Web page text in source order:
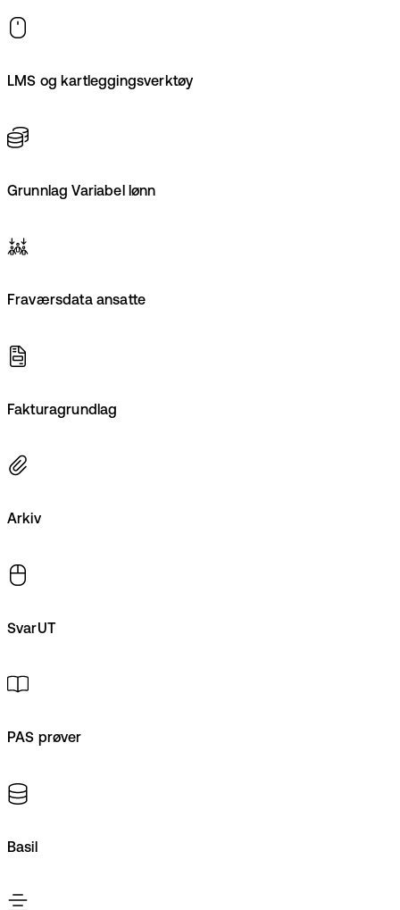
LMS og kartleggingsverktøy
Grunnlag Variabel lønn
Fraværsdata ansatte
Fakturagrundlag
Arkiv
SvarUT
PAS prøver
Basil